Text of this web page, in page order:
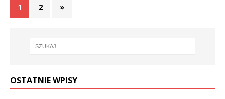
1 2 »
OSTATNIE WPISY